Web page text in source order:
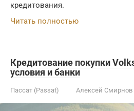
кредитования.
Читать полностью
Кредитование покупки
условия и банки
Пассат (Passat) Алексей Смирнов